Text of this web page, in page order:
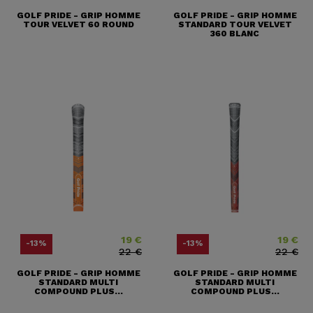
GOLF PRIDE - GRIP HOMME
TOUR VELVET 60 ROUND
GOLF PRIDE - GRIP HOMME
STANDARD TOUR VELVET
360 BLANC
-13% Price19 €
Regular price
22 €
GOLF PRIDE - GRIP HOMME
STANDARD MULTI
COMPOUND PLUS...
-13% Price19 €
Regular
22 €
GOLF PRIDE - GRIP HOMME
STANDARD MULTI
COMPOUND PLUS...